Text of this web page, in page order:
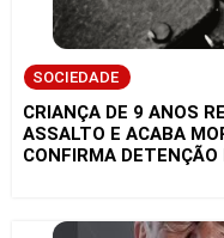
SOCIEDADE
CRIANÇA DE 9 ANOS
ASSALTO E ACABA
CONFIRMA